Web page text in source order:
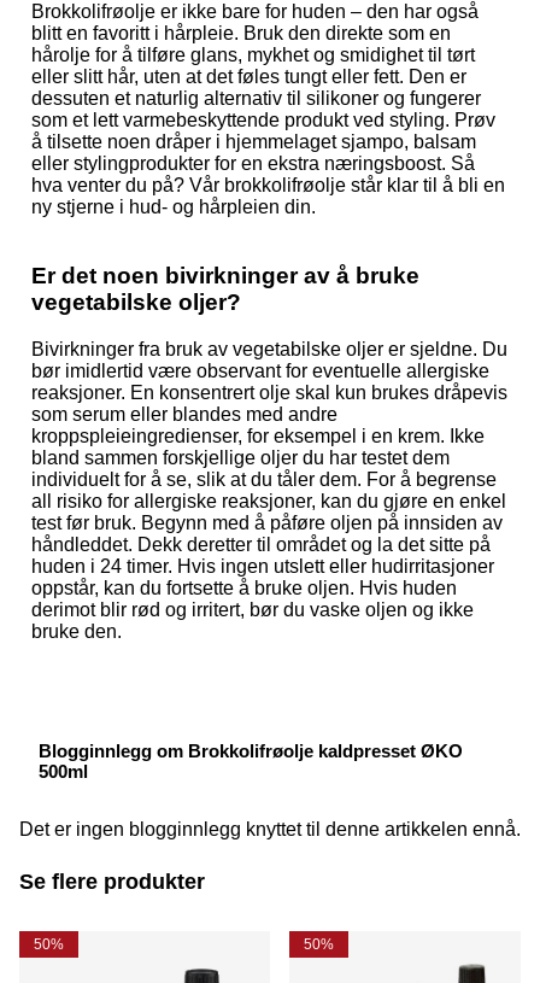
Brokkolifrøolje er ikke bare for huden – den har også
blitt en favoritt i hårpleie. Bruk den direkte som en
hårolje for å tilføre glans, mykhet og smidighet til tørt
eller slitt hår, uten at det føles tungt eller fett. Den er
dessuten et naturlig alternativ til silikoner og fungerer
som et lett varmebeskyttende produkt ved styling. Prøv
å tilsette noen dråper i hjemmelaget sjampo, balsam
eller stylingprodukter for en ekstra næringsboost. Så
hva venter du på? Vår brokkolifrøolje står klar til å bli en
ny stjerne i hud- og hårpleien din.
Er det noen bivirkninger av å bruke
vegetabilske oljer?
Bivirkninger fra bruk av vegetabilske oljer er sjeldne. Du
bør imidlertid være observant for eventuelle allergiske
reaksjoner. En konsentrert olje skal kun brukes dråpevis
som serum eller blandes med andre
kroppspleieingredienser, for eksempel i en krem. Ikke
bland sammen forskjellige oljer du har testet dem
individuelt for å se, slik at du tåler dem. For å begrense
all risiko for allergiske reaksjoner, kan du gjøre en enkel
test før bruk. Begynn med å påføre oljen på innsiden av
håndleddet. Dekk deretter til området og la det sitte på
huden i 24 timer. Hvis ingen utslett eller hudirritasjoner
oppstår, kan du fortsette å bruke oljen. Hvis huden
derimot blir rød og irritert, bør du vaske oljen og ikke
bruke den.
Blogginnlegg om Brokkolifrøolje kaldpresset ØKO
500ml
Det er ingen blogginnlegg knyttet til denne artikkelen ennå.
Se flere produkter
50% 50%